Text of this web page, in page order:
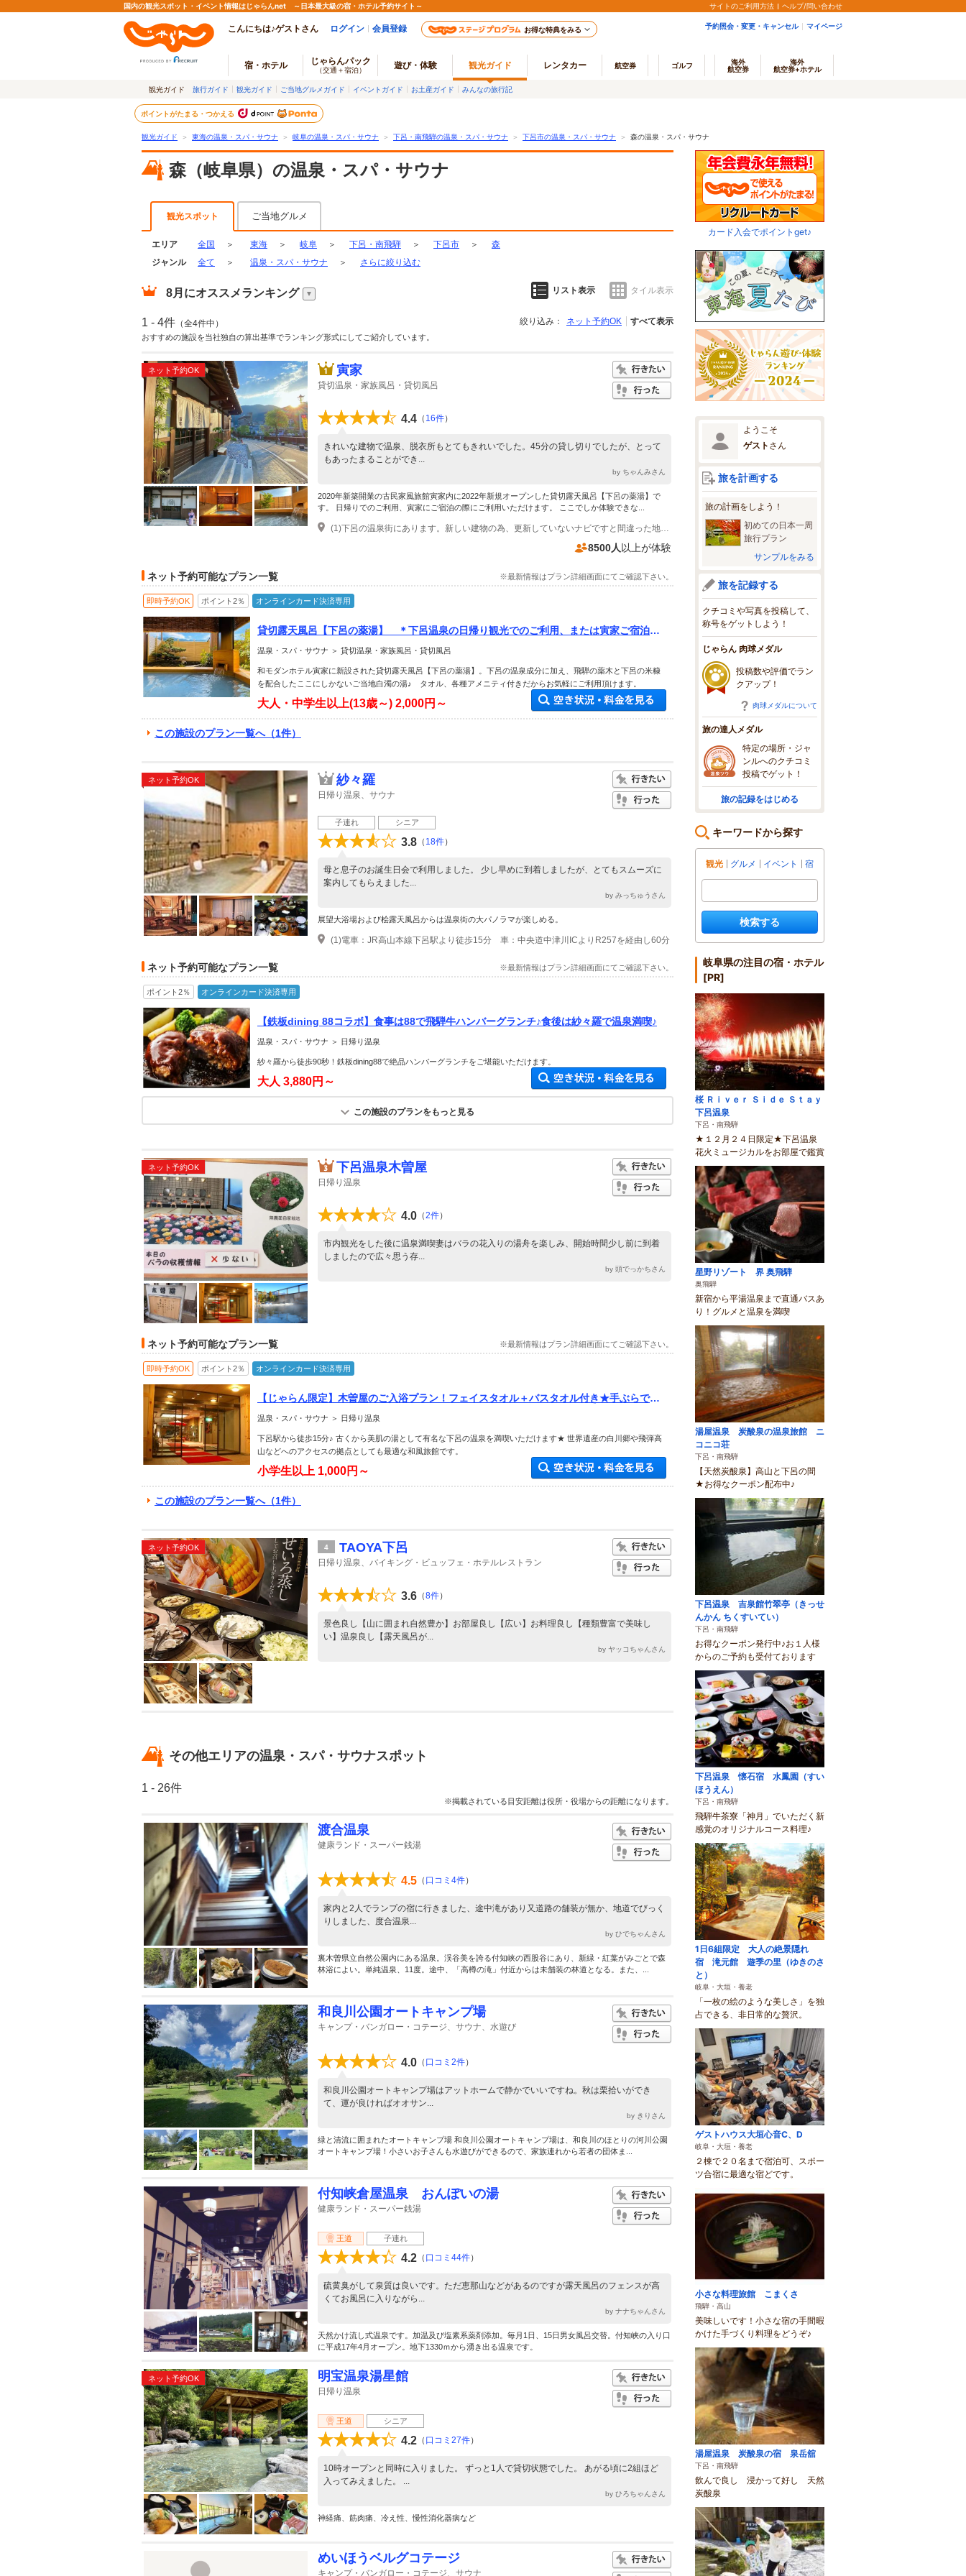
国内の観光スポット・イベント情報はじゃらんnet ～日本最大級の宿・ホテル予約サイト～ サイトのご利用方法 ヘルプ/問い合わせ
こんにちは♪ゲストさん ログイン 会員登録 お得な特典をみる 予約照会・変更・キャンセル マイページ
宿・ホテル じゃらんパック
（交通＋宿泊） 遊び・体験 観光ガイド レンタカー 航空券 ゴルフ
海外
航空券
海外
航空券+ホテル
観光ガイド 旅行ガイド 観光ガイド ご当地グルメガイド イベントガイド お土産ガイド みんなの旅行記
ポイントがたまる・つかえる
観光ガイド ＞ 東海の温泉・スパ・サウナ ＞ 岐阜の温泉・スパ・サウナ ＞ 下呂・南飛騨の温泉・スパ・サウナ ＞ 下呂市の温泉・スパ・サウナ ＞ 森の温泉・スパ・サウナ
森（岐阜県）の温泉・スパ・サウナ
観光スポット ご当地グルメ
エリア 全国 ＞ 東海 ＞ 岐阜 ＞ 下呂・南飛騨 ＞ 下呂市 ＞
森
ジャンル
全て ＞ 温泉・スパ・サウナ ＞ さらに絞り込む
8月 にオススメランキング リスト表示 タイル表示
1 - 4件 （全4件中） 絞り込み： ネット予約OK すべて表示
おすすめの施設を当社独自の算出基準でランキング形式にしてご紹介しています。
ネット予約OK 寅家
貸切温泉・家族風呂・貸切風呂
4.4 （ 16件）
きれいな建物で温泉、脱衣所もとてもきれいでした。45分の貸し切りでしたが、とって
もあったまることができ...
by ちゃんみさん
2020年新築開業の古民家風旅館寅家内に2022年新規オープンした貸切露天風呂【下呂の薬湯】で
す。 日帰りでのご利用、寅家にご宿泊の際にご利用いただけます。 ここでしか体験できな...
(1)下呂の温泉街にあります。新しい建物の為、更新していないナビですと間違った地点に案内される場合がございます。Googleマップをご参照ください。
8500人 以上が体験
ネット予約可能なプラン一覧 ※最新情報はプラン詳細画面にてご確認下さい。
即時予約OK ポイント2％ オンラインカード決済専用
貸切露天風呂【下呂の薬湯】 ＊下呂温泉の日帰り観光でのご利用、または寅家ご宿泊時
温泉・スパ・サウナ ＞ 貸切温泉・家族風呂・貸切風呂
和モダンホテル寅家に新設された貸切露天風呂【下呂の薬湯】。下呂の温泉成分に加え、飛騨の薬木と下呂の米糠
を配合したここにしかないご当地白濁の湯♪ タオル、各種アメニティ付きだからお気軽にご利用頂けます。
大人・中学生以上(13歳～) 2,000円～
空き状況・料金を見る
この施設のプラン一覧へ（1件）
ネット予約OK 紗々羅
日帰り温泉、サウナ
子連れ シニア
3.8 （ 18件）
母と息子のお誕生日会で利用しました。 少し早めに到着しましたが、とてもスムーズに
案内してもらえました...
by みっちゅうさん
展望大浴場および桧露天風呂からは温泉街の大パノラマが楽しめる。
(1)電車：JR高山本線下呂駅より徒歩15分 車：中央道中津川ICよりR257を経由し60分
ネット予約可能なプラン一覧 ※最新情報はプラン詳細画面にてご確認下さい。
ポイント2％ オンラインカード決済専用
【鉄板dining 88コラボ】食事は88で飛騨牛ハンバーグランチ♪食後は紗々羅で温泉満喫♪
温泉・スパ・サウナ ＞ 日帰り温泉
紗々羅から徒歩90秒！鉄板dining88で絶品ハンバーグランチをご堪能いただけます。
大人 3,880円～
空き状況・料金を見る
この施設のプランをもっと見る
ネット予約OK 下呂温泉木曽屋
日帰り温泉
4.0 （2件）
市内観光をした後に温泉満喫妻はバラの花入りの湯舟を楽しみ、開始時間少し前に到着
しましたので広々思う存...
by 頭でっかちさん
ネット予約可能なプラン一覧 ※最新情報はプラン詳細画面にてご確認下さい。
即時予約OK ポイント2％ オンラインカード決済専用
【じゃらん限定】木曽屋のご入浴プラン！フェイスタオル＋バスタオル付き★手ぶらでど
温泉・スパ・サウナ ＞ 日帰り温泉
下呂駅から徒歩15分♪ 古くから美肌の湯として有名な下呂の温泉を満喫いただけます★ 世界遺産の白川郷や飛弾高
山などへのアクセスの拠点としても最適な和風旅館です。
小学生以上 1,000円～
空き状況・料金を見る
この施設のプラン一覧へ（1件）
ネット予約OK 4 TAOYA下呂
日帰り温泉、バイキング・ビュッフェ・ホテルレストラン
3.6 （8件）
景色良し【山に囲まれ自然豊か】お部屋良し【広い】お料理良し【種類豊富で美味し
い】温泉良し【露天風呂が...
by ヤッコちゃんさん
その他エリアの温泉・スパ・サウナスポット
1 - 26件
※掲載されている目安距離は役所・役場からの距離になります。
渡合温泉
健康ランド・スーパー銭湯
4.5 （ 口コミ4件）
家内と2人でランプの宿に行きました、途中滝があり又道路の舗装が無か、地道でびっく
りしました、度合温泉...
by ひでちゃんさん
裏木曽県立自然公園内にある温泉。渓谷美を誇る付知峡の西股谷にあり、新緑・紅葉がみごとで森
林浴によい。単純温泉、11度。途中、「高樽の滝」付近からは未舗装の林道となる。また、...
和良川公園オートキャンプ場
キャンプ・バンガロー・コテージ、サウナ、水遊び
4.0 （ 口コミ2件）
和良川公園オートキャンプ場はアットホームで静かでいいですね。秋は栗拾いができ
て、運が良ければオオサン...
by きりさん
緑と清流に囲まれたオートキャンプ場 和良川公園オートキャンプ場は、和良川のほとりの河川公園
オートキャンプ場！小さいお子さんも水遊びができるので、家族連れから若者の団体ま...
付知峡倉屋温泉 おんぽいの湯
健康ランド・スーパー銭湯
王道 子連れ
4.2 （ 口コミ44件）
硫黄臭がして泉質は良いです。ただ恵那山などがあるのですが露天風呂のフェンスが高
くてお風呂に入りながら...
by ナナちゃんさん
天然かけ流し式温泉です。加温及び塩素系薬剤添加。毎月1日、15日男女風呂交替。付知峡の入り口
に平成17年4月オープン。地下1330ｍから湧き出る温泉です。
ネット予約OK 明宝温泉湯星館
日帰り温泉
王道 シニア
4.2 （ 口コミ27件）
10時オープンと同時に入りました。 ずっと1人で貸切状態でした。 あがる頃に2組ほど
入ってみえました。 ...
by ひろちゃんさん
神経痛、筋肉痛、冷え性、慢性消化器病など
めいほうベルグコテージ
キャンプ・バンガロー・コテージ、サウナ
カード入会でポイントget♪
ようこそ
ゲスト さん
旅を計画する
旅の計画をしよう！
初めての日本一周
旅行プラン
サンプルをみる
旅を記録する
クチコミや写真を投稿して、
称号をゲットしよう！
じゃらん 肉球メダル
投稿数や評価でラン
クアップ！
肉球メダルについて
旅の達人メダル
特定の場所・ジャ
ンルへのクチコミ
投稿でゲット！
旅の記録をはじめる
キーワードから探す
観光 グルメ イベント 宿
検索する
岐阜県の注目の宿・ホテル
[PR]
桜 Ｒｉｖｅｒ Ｓｉｄｅ Ｓｔａｙ
下呂温泉
下呂・南飛騨
★１２月２４日限定★下呂温泉
花火ミュージカルをお部屋で鑑賞
星野リゾート 界 奥飛騨
奥飛騨
新宿から平湯温泉まで直通バスあ
り！グルメと温泉を満喫
湯屋温泉 炭酸泉の温泉旅館 ニ
コニコ荘
下呂・南飛騨
【天然炭酸泉】高山と下呂の間
★お得なクーポン配布中♪
下呂温泉 吉泉館竹翠亭（きっせ
んかん ちくすいてい）
下呂・南飛騨
お得なクーポン発行中♪お１人様
からのご予約も受付ております
下呂温泉 懐石宿 水鳳園（すい
ほうえん）
下呂・南飛騨
飛騨牛茶寮「神月」でいただく新
感覚のオリジナルコース料理♪
1日6組限定 大人の絶景隠れ
宿 滝元館 遊季の里（ゆきのさ
と）
岐阜・大垣・養老
「一枚の絵のような美しさ」を独
占できる、非日常的な贅沢。
ゲストハウス大垣心音C、D
岐阜・大垣・養老
２棟で２０名まで宿泊可、スポー
ツ合宿に最適な宿どです。
小さな料理旅館 こまくさ
飛騨・高山
美味しいです！小さな宿の手間暇
かけた手づくり料理をどうぞ♪
湯屋温泉 炭酸泉の宿 泉岳舘
下呂・南飛騨
飲んで良し 浸かって好し 天然
炭酸泉